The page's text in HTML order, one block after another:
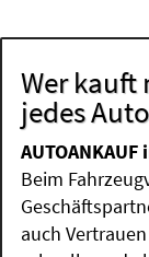
Wer kauft
jedes
Beim
auch